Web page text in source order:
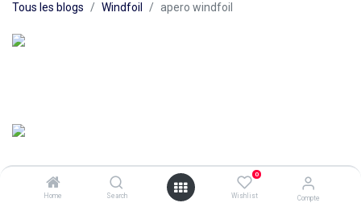
Home Search
0
Wishlist Compte
Tous les blogs Windfoil apero windfoil
dansWindfoil